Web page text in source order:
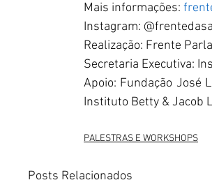
Mais informações:
Instagram:
Realização: Frente
Secretaria Executiva:
Apoio: Fundação José
Instituto Betty & Jacob
PALESTRAS E WORKSHOPS
Posts Relacionados